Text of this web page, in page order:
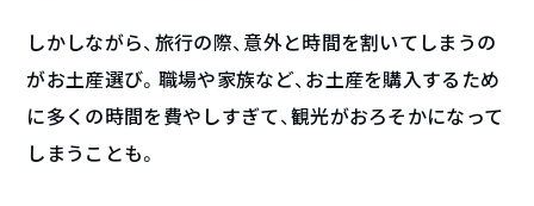
しかしながら、旅行の際、意外と時間を割いてしまうの
がお土産選び。職場や家族など、お土産を購入するため
に多くの時間を費やしすぎて、観光がおろそかになって
しまうことも。